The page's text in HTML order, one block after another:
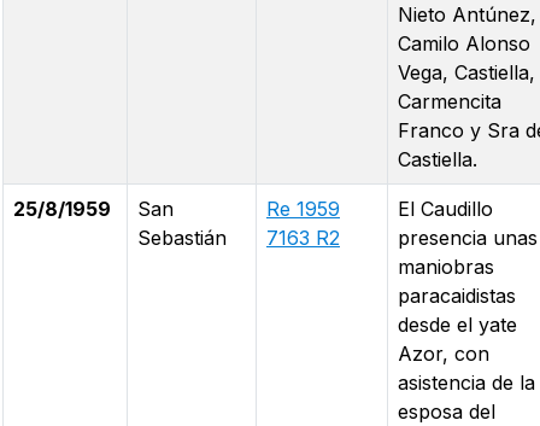
Nieto Antúnez,
Camilo Alonso
Vega, Castiella,
Carmencita
Franco y Sra
Castiella.
25/8/1959
San
Sebastián
Re 1959
7163 R2
El Caudillo
presencia unas
maniobras
paracaidistas
desde el yate
Azor, con
asistencia de la
esposa del